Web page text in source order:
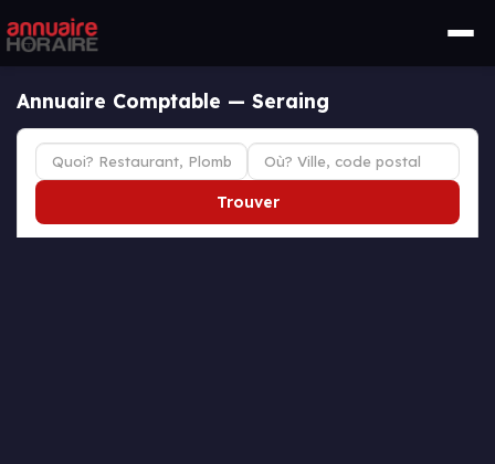
Annuaire Comptable — Seraing
Trouver